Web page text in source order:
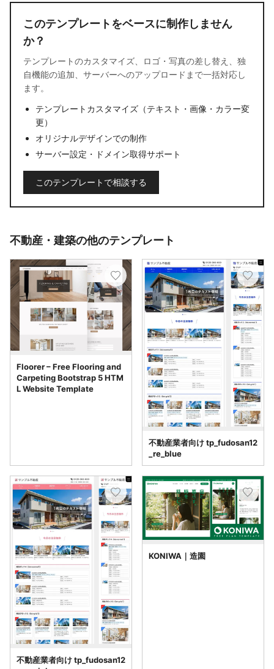
このテンプレートをベースに制作しません
か？
テンプレートのカスタマイズ、ロゴ・写真の差し替え、独
自機能の追加、サーバーへのアップロードまで一括対応し
ます。
テンプレートカスタマイズ（テキスト・画像・カラー変
更）
オリジナルデザインでの制作
サーバー設定・ドメイン取得サポート
このテンプレートで相談する
不動産・建築の他のテンプレート
Floorer – Free Flooring and
Carpeting Bootstrap 5 HTM
L Website Template
不動産業者向け tp_fudosan12
_re_blue
不動産業者向け tp_fudosan12
KONIWA｜造園